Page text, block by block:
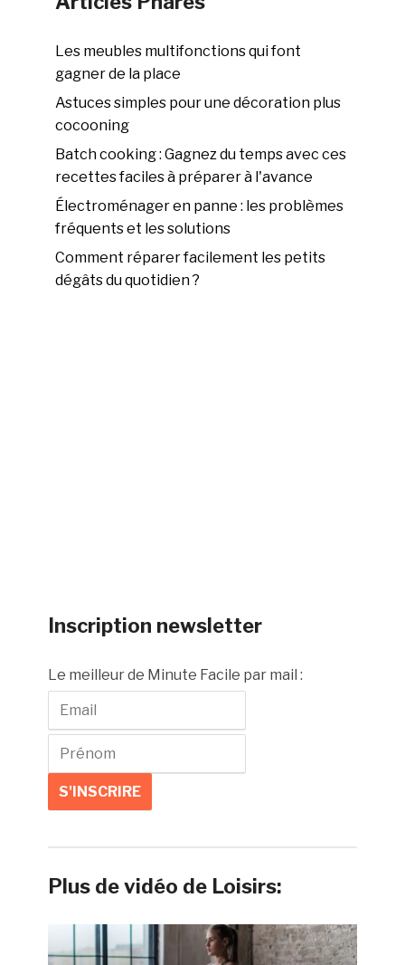
Les meubles multifonctions qui font
gagner de la place
Astuces simples pour une décoration plus
cocooning
Batch cooking : Gagnez du temps avec ces
recettes faciles à préparer à l'avance
Électroménager en panne : les problèmes
fréquents et les solutions
Comment réparer facilement les petits
dégâts du quotidien ?
Inscription newsletter
Le meilleur de Minute Facile par mail :
Plus de vidéo de Loisirs: